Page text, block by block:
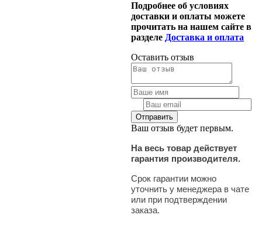
Подробнее об условиях
доставки и оплаты можете
прочитать на нашем сайте в
разделе Доставка и оплата
Оставить отзыв
Ваш отзыв будет первым.
На весь товар действует
гарантия производителя.
Срок гарантии можно
уточнить у менеджера в чате
или при подтверждении
заказа.